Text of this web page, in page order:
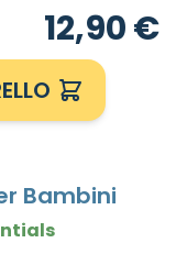
12,90 €
Bambini